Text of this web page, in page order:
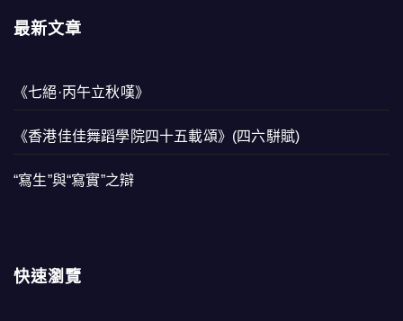
最新文章
《七絕·丙午立秋嘆》
《香港佳佳舞蹈學院四十五載頌》(四六駢賦)
“寫生”與“寫實”之辯
快速瀏覽